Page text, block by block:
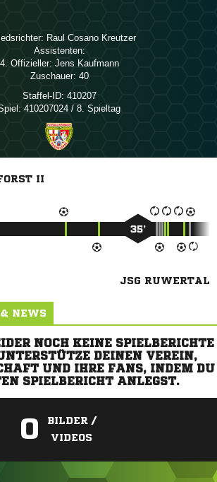
  
Assistenten:
4. Offizieller:  
Zuschauer: 40
Staffel-ID: 410207
410207024 / 8. Spieltag
II
35’
JSG RUWERTAL
NEWS
NOCH KEINE SPIELBERICHTE
DEINEN VEREIN,
UND IHRE FANS, INDEM DU
SPIELBERICHT ANLEGST.
0
BILDER /
VIDEOS